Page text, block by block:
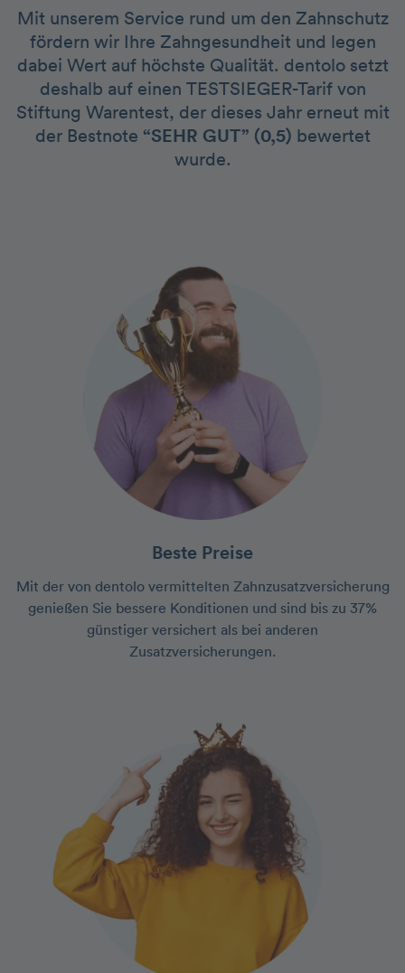
Mit unserem Service rund um den Zahnschutz
fördern wir Ihre Zahngesundheit und legen
dabei Wert auf höchste Qualität. dentolo setzt
deshalb auf einen TESTSIEGER-Tarif von
Stiftung Warentest, der dieses Jahr erneut mit
der Bestnote “SEHR GUT” (0,5) bewertet
wurde.
Beste Preise
Mit der von dentolo vermittelten Zahnzusatzversicherung
genießen Sie bessere Konditionen und sind bis zu 37%
günstiger versichert als bei anderen
Zusatzversicherungen.